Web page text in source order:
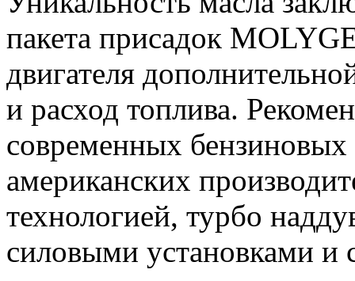
пакета присадок
двигателя
и расход топлива.
современных бензиновых
американских
технологией, турбо
силовыми установками и